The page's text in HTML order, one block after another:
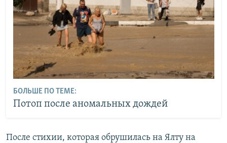
БОЛЬШЕ ПО ТЕМЕ:
Потоп после аномальных дождей
После стихии, которая обрушилась на Ялту на